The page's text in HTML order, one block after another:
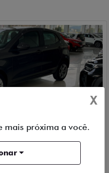
Brusque
Tijucas
X
mais próxima a você.